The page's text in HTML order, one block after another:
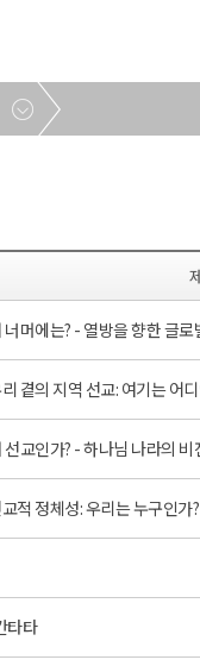
머에는? - 열방을 향한 글
곁의 지역 선교: 여기는 어
교인가? - 하나님 나라의
적 정체성: 우리는 누구인
타타